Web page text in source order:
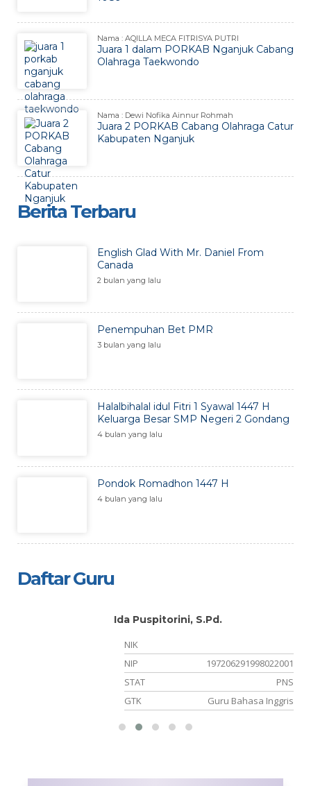
Nama : AQILLA MECA FITRISYA PUTRI
Juara 1 dalam PORKAB Nganjuk Cabang
Olahraga Taekwondo
Nama : Dewi Nofika Ainnur Rohmah
Juara 2 PORKAB Cabang Olahraga Catur
Kabupaten Nganjuk
Berita Terbaru
English Glad With Mr. Daniel From
Canada
2 bulan yang lalu
Penempuhan Bet PMR
3 bulan yang lalu
Halalbihalal idul Fitri 1 Syawal 1447 H
Keluarga Besar SMP Negeri 2 Gondang
4 bulan yang lalu
Pondok Romadhon 1447 H
4 bulan yang lalu
Daftar Guru
Ida Puspitorini, S.Pd.
NIK
NIP
197206291998022001
STAT
PNS
GTK
Guru Bahasa Inggris